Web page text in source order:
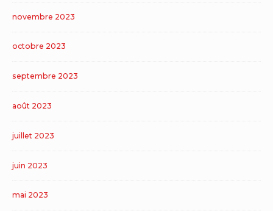
novembre 2023
octobre 2023
septembre 2023
août 2023
juillet 2023
juin 2023
mai 2023